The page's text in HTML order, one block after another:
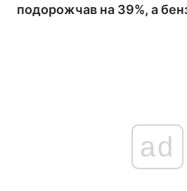
подорожчав на 39%, а
ad